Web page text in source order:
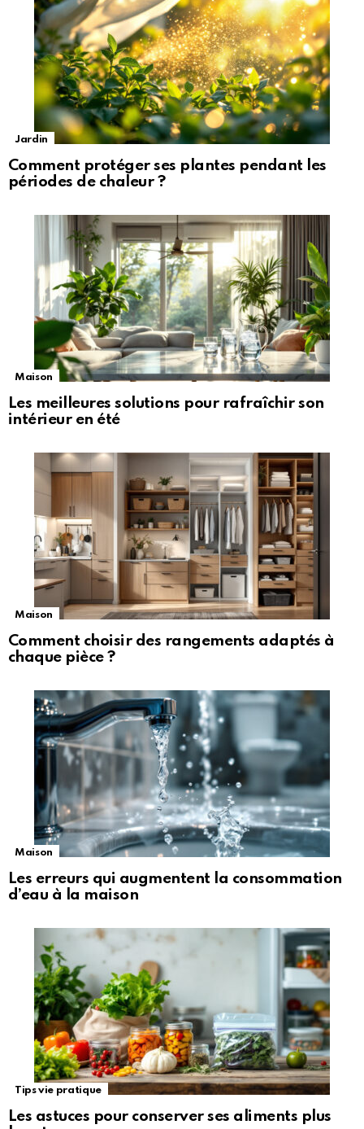
Jardin
Comment protéger ses plantes pendant les
périodes de chaleur ?
Maison
Les meilleures solutions pour rafraîchir son
intérieur en été
Maison
Comment choisir des rangements adaptés à
chaque pièce ?
Maison
Les erreurs qui augmentent la consommation
d’eau à la maison
Tips vie pratique
Les astuces pour conserver ses aliments plus